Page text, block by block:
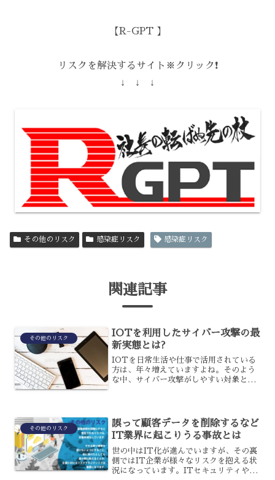
【R-GPT 】
リスクを解決するサイト※クリック❗️
↓ ↓ ↓
その他のリスク 感染症リスク 感染症リスク
関連記事
その他のリスク
IOTを利用したサイバー攻撃の最
新実態とは?
IOTを日常生活や仕事で活用されている
方は、年々増えていますよね。そのよう
な中、サイバー攻撃がしやすい対象とし
ますよね。実は、新し...
その他のリスク
誤って顧客データを削除するなど
IT業界に起こりうる事故とは
世の中はIT化が進んでいますが、その裏
側ではIT企業が様々なリスクを抱える状
況になっています。ITセキュリティやIT